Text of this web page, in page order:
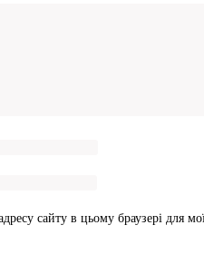
сайту в цьому браузері для